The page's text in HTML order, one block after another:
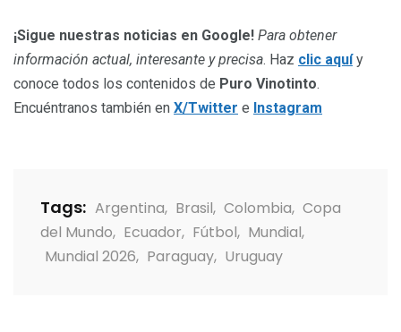
¡Sigue nuestras noticias en Google! Para obtener
información actual, interesante y precisa. Haz clic aquíy
conoce todos los contenidos de Puro Vinotinto.
Encuéntranos también en X/Twitter e Instagram
Tags: Argentina, Brasil, Colombia, Copa
del Mundo, Ecuador, Fútbol, Mundial,
Mundial 2026, Paraguay, Uruguay